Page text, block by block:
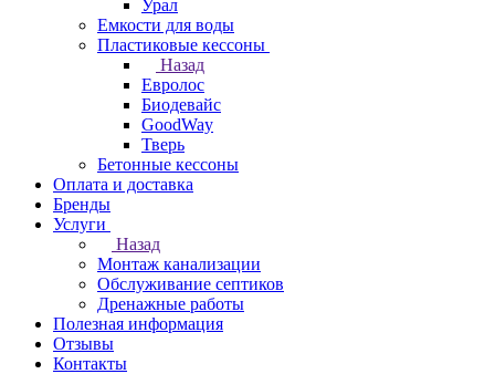
Урал
Емкости для воды
Пластиковые кессоны
Назад
Евролос
Биодевайс
GoodWay
Тверь
Бетонные кессоны
Оплата и доставка
Бренды
Услуги
Назад
Монтаж канализации
Обслуживание септиков
Дренажные работы
Полезная информация
Отзывы
Контакты